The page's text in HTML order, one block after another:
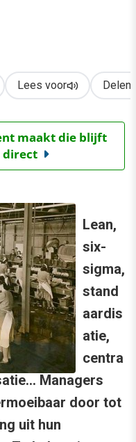
Lees voor Delen
maakt die blijft
direct
Lean,
six-
sigma,
stand
aardis
atie,
centra
Managers
door tot
uit hun